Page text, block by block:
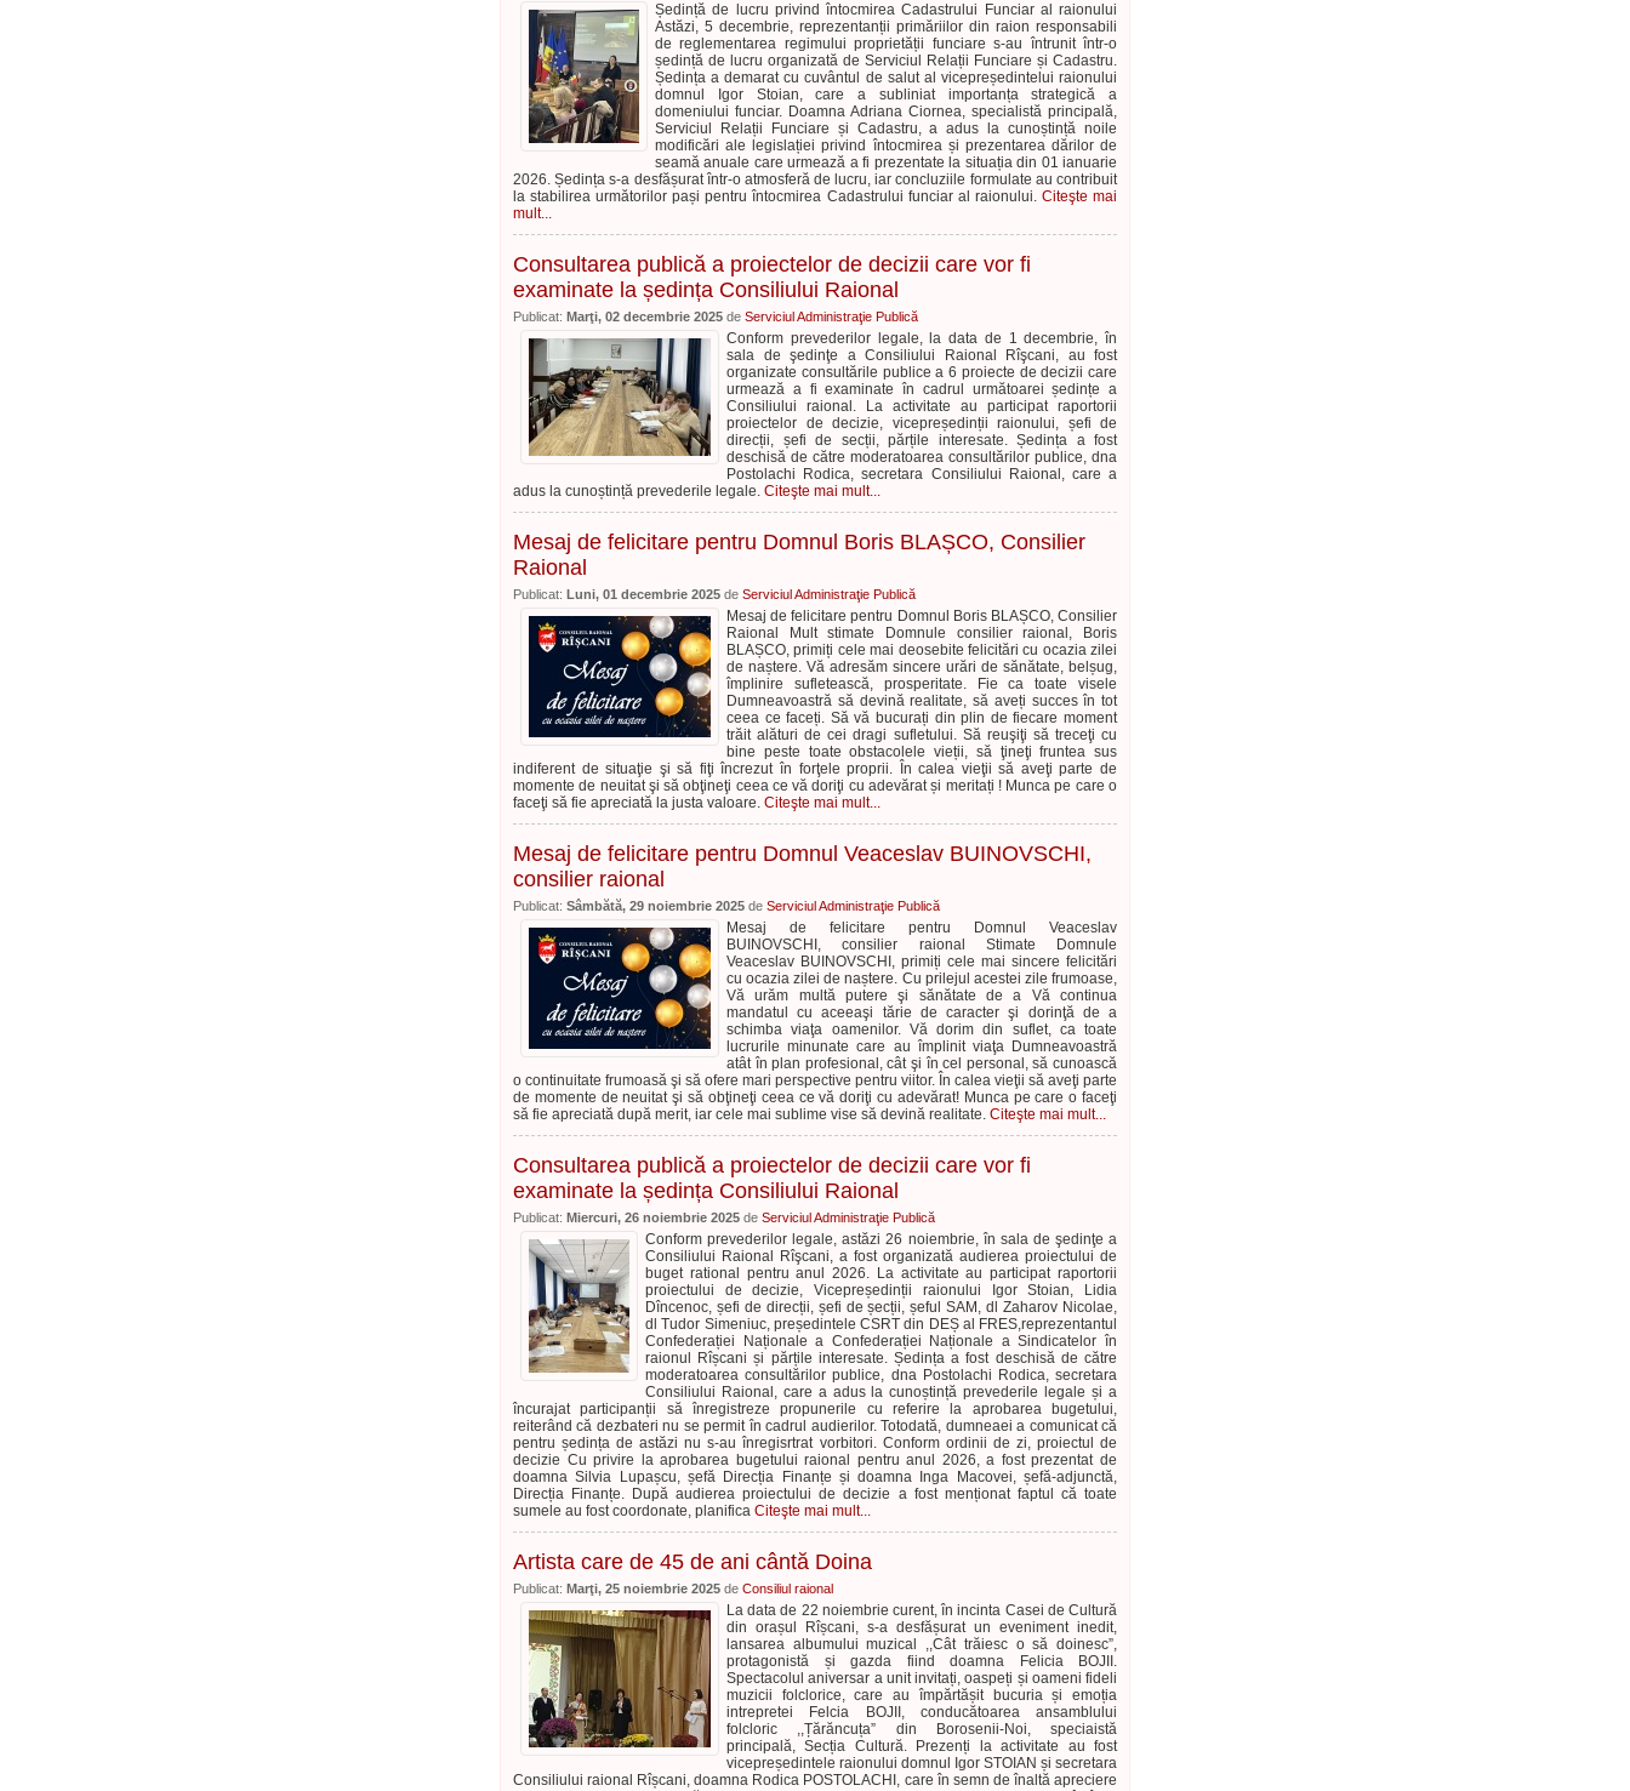
Ședință de lucru privind întocmirea Cadastrului Funciar al raionului
Astăzi, 5 decembrie, reprezentanții primăriilor din raion responsabili
de reglementarea regimului proprietății funciare s-au întrunit într-o
ședință de lucru organizată de Serviciul Relații Funciare și Cadastru.
Ședința a demarat cu cuvântul de salut al vicepreședintelui raionului
domnul Igor Stoian, care a subliniat importanța strategică a
domeniului funciar. Doamna Adriana Ciornea, specialistă principală,
Serviciul Relații Funciare și Cadastru, a adus la cunoștință noile
modificări ale legislației privind întocmirea și prezentarea dărilor de
seamă anuale care urmează a fi prezentate la situația din 01 ianuarie
2026. Ședința s-a desfășurat într-o atmosferă de lucru, iar concluziile formulate au contribuit
la stabilirea următorilor pași pentru întocmirea Cadastrului funciar al raionului. Citeşte mai
mult...
Consultarea publică a proiectelor de decizii care vor fi
examinate la ședința Consiliului Raional
Publicat: Marţi, 02 decembrie 2025 de Serviciul Administraţie Publică
Conform prevederilor legale, la data de 1 decembrie, în
sala de şedinţe a Consiliului Raional Rîşcani, au fost
organizate consultările publice a 6 proiecte de decizii care
urmează a fi examinate în cadrul următoarei ședințe a
Consiliului raional. La activitate au participat raportorii
proiectelor de decizie, vicepreședinții raionului, șefi de
direcții, șefi de secții, părțile interesate. Ședința a fost
deschisă de către moderatoarea consultărilor publice, dna
Postolachi Rodica, secretara Consiliului Raional, care a
adus la cunoștință prevederile legale. Citeşte mai mult...
Mesaj de felicitare pentru Domnul Boris BLAȘCO, Consilier
Raional
Publicat: Luni, 01 decembrie 2025 de Serviciul Administraţie Publică
Mesaj de felicitare pentru Domnul Boris BLAȘCO, Consilier
Raional Mult stimate Domnule consilier raional, Boris
BLAȘCO, primiți cele mai deosebite felicitări cu ocazia zilei
de naștere. Vă adresăm sincere urări de sănătate, belșug,
împlinire sufletească, prosperitate. Fie ca toate visele
Dumneavoastră să devină realitate, să aveți succes în tot
ceea ce faceți. Să vă bucurați din plin de fiecare moment
trăit alături de cei dragi sufletului. Să reuşiţi să treceţi cu
bine peste toate obstacolele vieții, să ţineţi fruntea sus
indiferent de situaţie şi să fiţi încrezut în forţele proprii. În calea vieţii să aveţi parte de
momente de neuitat şi să obţineţi ceea ce vă doriţi cu adevărat și meritați ! Munca pe care o
faceţi să fie apreciată la justa valoare. Citeşte mai mult...
Mesaj de felicitare pentru Domnul Veaceslav BUINOVSCHI,
consilier raional
Publicat: Sâmbătă, 29 noiembrie 2025 de Serviciul Administraţie Publică
Mesaj de felicitare pentru Domnul Veaceslav
BUINOVSCHI, consilier raional Stimate Domnule
Veaceslav BUINOVSCHI, primiți cele mai sincere felicitări
cu ocazia zilei de naștere. Cu prilejul acestei zile frumoase,
Vă urăm multă putere şi sănătate de a Vă continua
mandatul cu aceeaşi tărie de caracter şi dorinţă de a
schimba viaţa oamenilor. Vă dorim din suflet, ca toate
lucrurile minunate care au împlinit viaţa Dumneavoastră
atât în plan profesional, cât şi în cel personal, să cunoască
o continuitate frumoasă şi să ofere mari perspective pentru viitor. În calea vieţii să aveţi parte
de momente de neuitat şi să obţineţi ceea ce vă doriţi cu adevărat! Munca pe care o faceţi
să fie apreciată după merit, iar cele mai sublime vise să devină realitate. Citeşte mai mult...
Consultarea publică a proiectelor de decizii care vor fi
examinate la ședința Consiliului Raional
Publicat: Miercuri, 26 noiembrie 2025 de Serviciul Administraţie Publică
Conform prevederilor legale, astăzi 26 noiembrie, în sala de şedinţe a
Consiliului Raional Rîşcani, a fost organizată audierea proiectului de
buget rational pentru anul 2026. La activitate au participat raportorii
proiectului de decizie, Vicepreședinții raionului Igor Stoian, Lidia
Dîncenoc, șefi de direcții, șefi de șecții, șeful SAM, dl Zaharov Nicolae,
dl Tudor Simeniuc, președintele CSRT din DEȘ al FRES,reprezentantul
Confederației Naționale a Confederației Naționale a Sindicatelor în
raionul Rîșcani și părțile interesate. Ședința a fost deschisă de către
moderatoarea consultărilor publice, dna Postolachi Rodica, secretara
Consiliului Raional, care a adus la cunoștință prevederile legale și a
încurajat participanții să înregistreze propunerile cu referire la aprobarea bugetului,
reiterând că dezbateri nu se permit în cadrul audierilor. Totodată, dumneaei a comunicat că
pentru ședința de astăzi nu s-au înregisrtrat vorbitori. Conform ordinii de zi, proiectul de
decizie Cu privire la aprobarea bugetului raional pentru anul 2026, a fost prezentat de
doamna Silvia Lupașcu, șefă Direcția Finanțe și doamna Inga Macovei, șefă-adjunctă,
Direcția Finanțe. După audierea proiectului de decizie a fost menționat faptul că toate
sumele au fost coordonate, planifica Citeşte mai mult...
Artista care de 45 de ani cântă Doina
Publicat: Marţi, 25 noiembrie 2025 de Consiliul raional
La data de 22 noiembrie curent, în incinta Casei de Cultură
din orașul Rîșcani, s-a desfășurat un eveniment inedit,
lansarea albumului muzical ,,Cât trăiesc o să doinesc”,
protagonistă și gazda fiind doamna Felicia BOJII.
Spectacolul aniversar a unit invitați, oaspeți și oameni fideli
muzicii folclorice, care au împărtășit bucuria și emoția
intrepretei Felcia BOJII, conducătoarea ansamblului
folcloric ,,Țărăncuța” din Borosenii-Noi, speciaistă
principală, Secția Cultură. Prezenți la activitate au fost
vicepreședintele raionului domnul Igor STOIAN și secretara
Consiliului raional Rîșcani, doamna Rodica POSTOLACHI, care în semn de înaltă apreciere